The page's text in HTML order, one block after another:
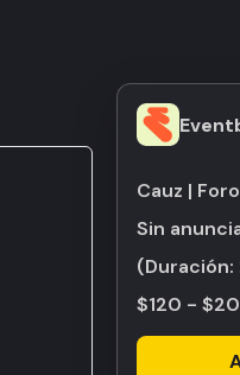
Cauz |
Sin
(Duración:
$120 -